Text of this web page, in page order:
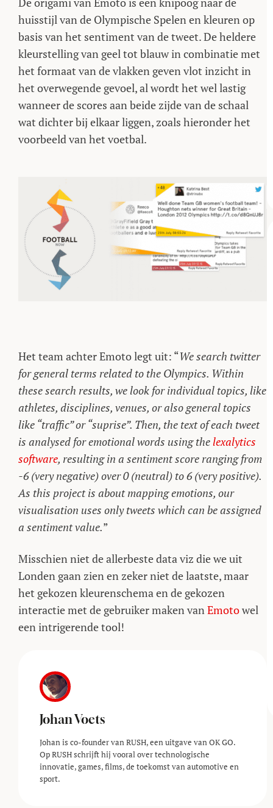
huisstijl van de Olympische Spelen en kleuren op
basis van het sentiment van de tweet. De heldere
kleurstelling van geel tot blauw in combinatie met
het formaat van de vlakken geven vlot inzicht in
het overwegende gevoel, al wordt het wel lastig
wanneer de scores aan beide zijde van de schaal
wat dichter bij elkaar liggen, zoals hieronder het
voorbeeld van het voetbal.
Het team achter Emoto legt uit: “We search twitter
for general terms related to the Olympics. Within
these search results, we look for individual topics, like
athletes, disciplines, venues, or also general topics
like “traffic” or “suprise”. Then, the text of each tweet
is analysed for emotional words using thelexalytics
software, resulting in a sentiment score ranging from
-6 (very negative) over 0 (neutral) to 6 (very positive).
As this project is about mapping emotions, our
visualisation uses only tweets which can be assigned
a sentiment value.”
Misschien niet de allerbeste data viz die we uit
Londen gaan zien en zeker niet de laatste, maar
het gekozen kleurenschema en de gekozen
interactie met de gebruiker maken van Emotowel
een intrigerende tool!
Johan Voets
Johan is co-founder van RUSH, een uitgave van OK GO.
Op RUSH schrijft hij vooral over technologische
innovatie, games, films, de toekomst van automotive en
sport.